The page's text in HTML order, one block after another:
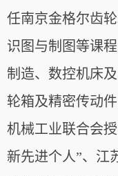
任南京金格尔齿
识图与制图等课
制造、数控机床
轮箱及精密传动
机械工业联合会
新先进个人”、江